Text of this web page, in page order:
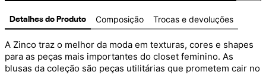
Detalhes do Produto Composição Trocas e devoluções
A Zinco traz o melhor da moda em texturas, cores e shapes
para as peças mais importantes do closet feminino. As
blusas da coleção são peças utilitárias que prometem cair no